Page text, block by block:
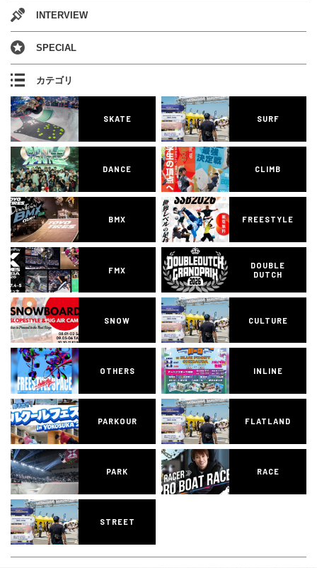
INTERVIEW
SPECIAL
カテゴリ
SKATE SURF
DANCE CLIMB
BMX FREESTYLE
FMX
DOUBLE
DUTCH
SNOW CULTURE
OTHERS INLINE
PARKOUR FLATLAND
PARK RACE
STREET